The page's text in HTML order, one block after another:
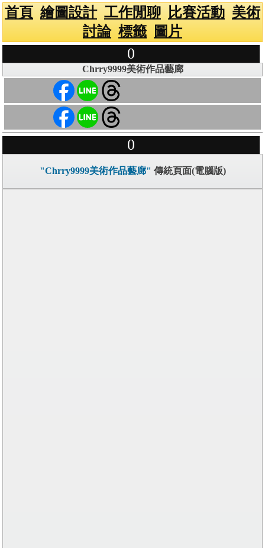
首頁 繪圖設計 工作閒聊 比賽活動 美術
討論 標籤 圖片
0
Chrry9999美術作品藝廊
0
"Chrry9999美術作品藝廊" 傳統頁面(電腦版)